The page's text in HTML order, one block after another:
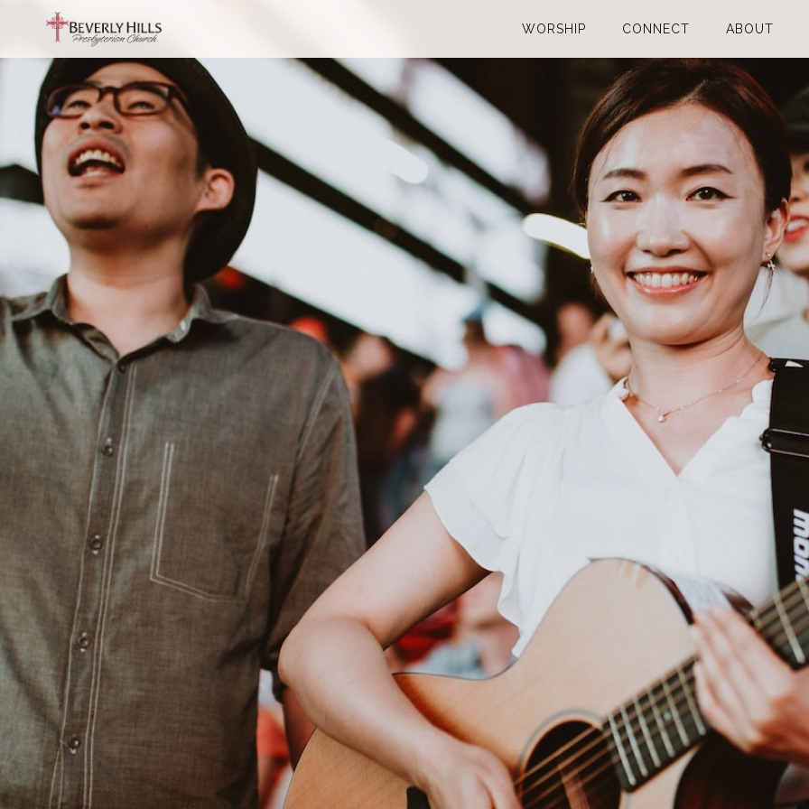
WORSHIP CONNECT ABOUT